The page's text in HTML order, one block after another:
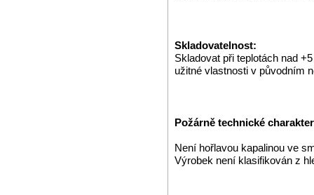
Skladovatelnost:
Skladovat při teplotách nad
užitné vlastnosti v původním
Požárně technické
Není hořlavou kapalinou ve
Výrobek není klasifikován z